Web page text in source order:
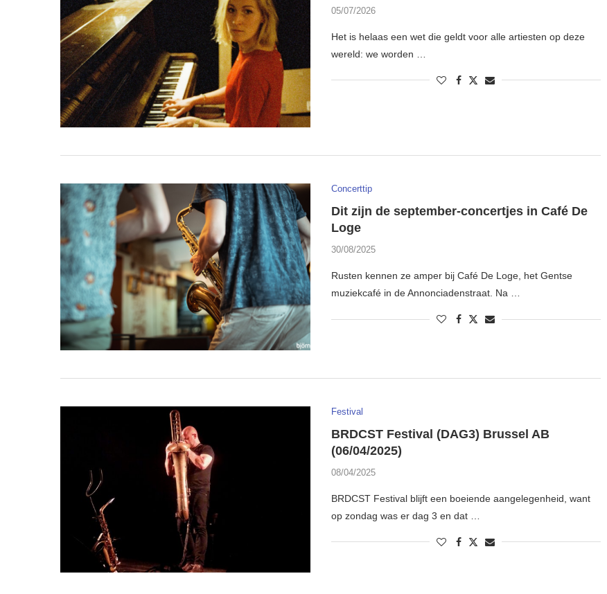
05/07/2026
Het is helaas een wet die geldt voor alle artiesten op deze
wereld: we worden …
Concerttip
Dit zijn de september-concertjes in Café De
Loge
30/08/2025
Rusten kennen ze amper bij Café De Loge, het Gentse
muziekcafé in de Annonciadenstraat. Na …
Festival
BRDCST Festival (DAG3) Brussel AB
(06/04/2025)
08/04/2025
BRDCST Festival blijft een boeiende aangelegenheid, want
op zondag was er dag 3 en dat …